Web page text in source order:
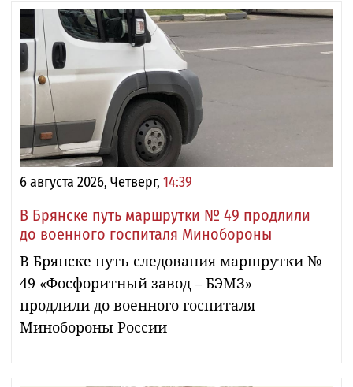
6 августа 2026, Четверг, 14:39
В Брянске путь маршрутки № 49 продлили
до военного госпиталя Минобороны
В Брянске путь следования маршрутки №
49 «Фосфоритный завод – БЭМЗ»
продлили до военного госпиталя
Минобороны России